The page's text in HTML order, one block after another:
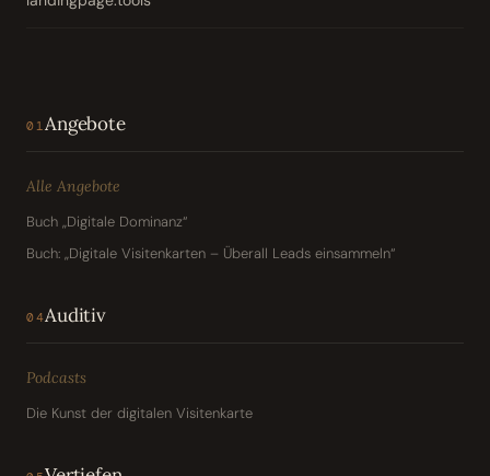
01 Angebote
Alle Angebote
Buch „Digitale Dominanz“
Buch: „Digitale Visitenkarten – Überall Leads einsammeln“
04Auditiv
Podcasts
Die Kunst der digitalen Visitenkarte